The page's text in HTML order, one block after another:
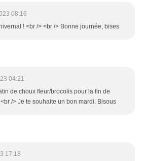
08:16
! <br /> <br /> Bonne journée, bises.
04:21
de choux fleur/brocolis pour la fin de
/> Je te souhaite un bon mardi. Bisous
17:18